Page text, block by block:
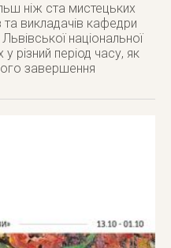
ніж ста мистецьких
та викладачів кафедри
національної
різний період часу, як
завершення